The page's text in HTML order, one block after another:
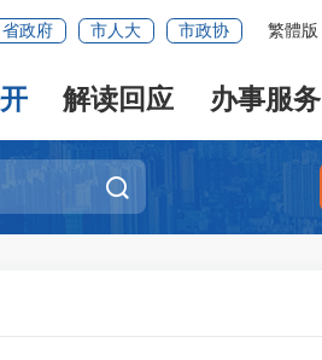
省政府 市人大 市政协 繁體版
解读回应 办事服务